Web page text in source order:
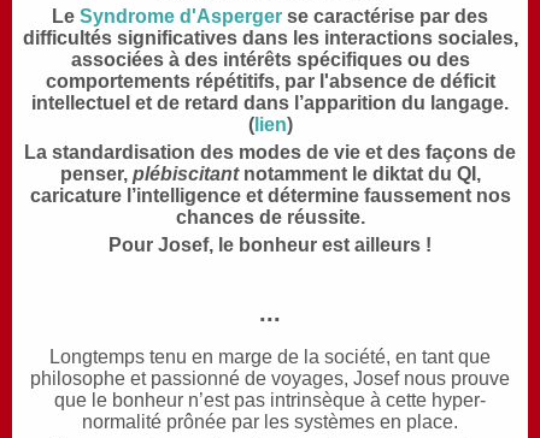
Le Syndrome d'Asperger se caractérise par des
difficultés significatives dans les interactions sociales,
associées à des intérêts spécifiques ou des
comportements répétitifs, par l'absence de déficit
intellectuel et de retard dans l’apparition du langage.
(lien)
La standardisation des modes de vie et des façons de
penser, plébiscitantnotamment le diktat du QI,
caricature l’intelligence et détermine faussement nos
chances de réussite.
Pour Josef, le bonheur est ailleurs !
...
Longtemps tenu en marge de la société, en tant que
philosophe et passionné de voyages, Josef nous prouve
que le bonheur n’est pas intrinsèque à cette hyper-
normalité prônée par les systèmes en place.